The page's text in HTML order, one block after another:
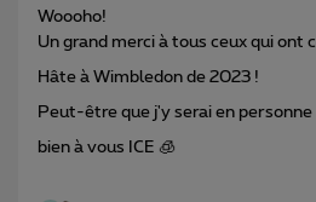
Woooho!
Un grand merci à tous ceux qui ont
Hâte à Wimbledon de 2023 !
Peut-être que j'y serai en personne
bien à vous ICE 🧊